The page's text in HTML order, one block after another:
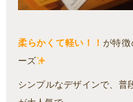
柔らかくて軽い！！ が特徴
ーズ
シンプルなデザインで、普